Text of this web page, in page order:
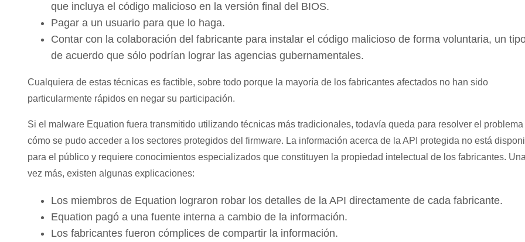
que incluya el código malicioso en la versión final del BIOS.
Pagar a un usuario para que lo haga.
Contar con la colaboración del fabricante para instalar el código malicioso de forma voluntaria, un
de acuerdo que sólo podrían lograr las agencias gubernamentales.
Cualquiera de estas técnicas es factible, sobre todo porque la mayoría de los fabricantes afectados no han sido
particularmente rápidos en negar su participación.
Si el malware Equation fuera transmitido utilizando técnicas más tradicionales, todavía queda para resolver el problema
cómo se pudo acceder a los sectores protegidos del firmware. La información acerca de la API protegida no está
para el público y requiere conocimientos especializados que constituyen la propiedad intelectual de los fabricantes. Una
vez más, existen algunas explicaciones:
Los miembros de Equation lograron robar los detalles de la API directamente de cada fabricante.
Equation pagó a una fuente interna a cambio de la información.
Los fabricantes fueron cómplices de compartir la información.